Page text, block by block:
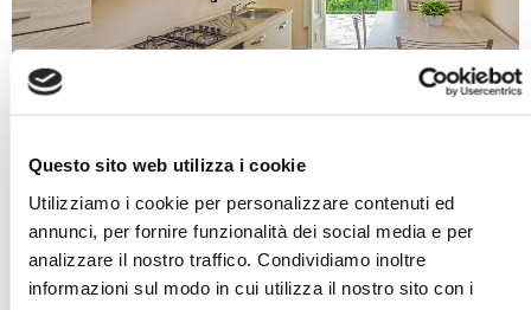
Questo sito web utilizza i cookie
Utilizziamo i cookie per personalizzare contenuti ed
annunci, per fornire funzionalità dei social media e per
analizzare il nostro traffico. Condividiamo inoltre
informazioni sul modo in cui utilizza il nostro sito con i
Trilocali